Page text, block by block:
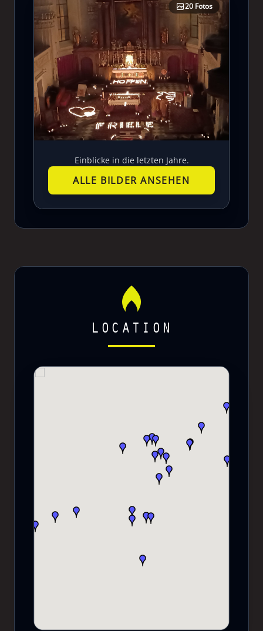
20 Fotos
Einblicke in die letzten Jahre.
ALLE BILDER ANSEHEN
LOCATION